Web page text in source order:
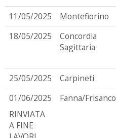
11/05/2025 Montefiorino
18/05/2025
Concordia
Sagittaria
25/05/2025 Carpineti
01/06/2025
RINVIATA
A FINE
Fanna/Frisanco